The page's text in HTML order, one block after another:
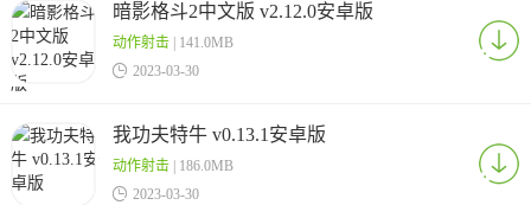
暗影格斗2中文版 v2.12.0安卓版
动作射击| 141.0MB
 2023-03-30
我功夫特牛 v0.13.1安卓版
动作射击| 186.0MB
 2023-03-30